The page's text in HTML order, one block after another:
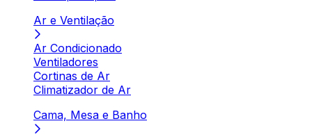
Ar e Ventilação
Ar Condicionado
Ventiladores
Cortinas de Ar
Climatizador de Ar
Cama, Mesa e Banho